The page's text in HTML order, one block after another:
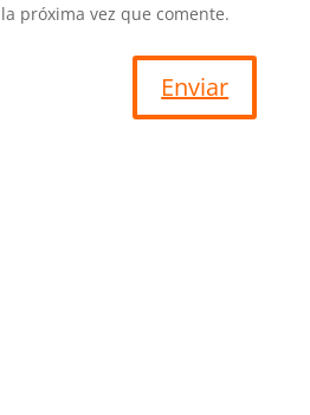
próxima vez que comente.
Enviar